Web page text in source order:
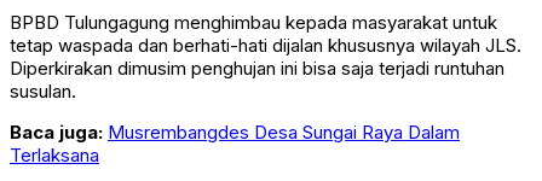
BPBD Tulungagung menghimbau kepada masyarakat untuk
tetap waspada dan berhati-hati dijalan khususnya wilayah JLS.
Diperkirakan dimusim penghujan ini bisa saja terjadi runtuhan
susulan.
Baca juga: Musrembangdes Desa Sungai Raya Dalam
Terlaksana